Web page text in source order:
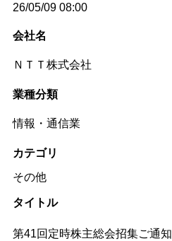
26/05/09 08:00
会社名
ＮＴＴ株式会社
業種分類
情報・通信業
カテゴリ
その他
タイトル
第41回定時株主総会招集ご通知